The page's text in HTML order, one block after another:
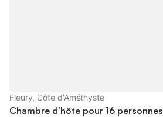
Fleury, Côte d'Améthyste
Chambre d’hôte pour 16 personnes